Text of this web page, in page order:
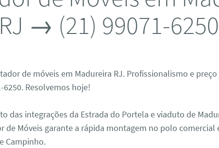
RJ → (21) 99071-6250
de móveis em Madureira RJ. Profissionalismo e
6250. Resolvemos hoje!
das integrações da Estrada do Portela e viaduto de
de Móveis garante a rápida montagem no polo comercial
Campinho.